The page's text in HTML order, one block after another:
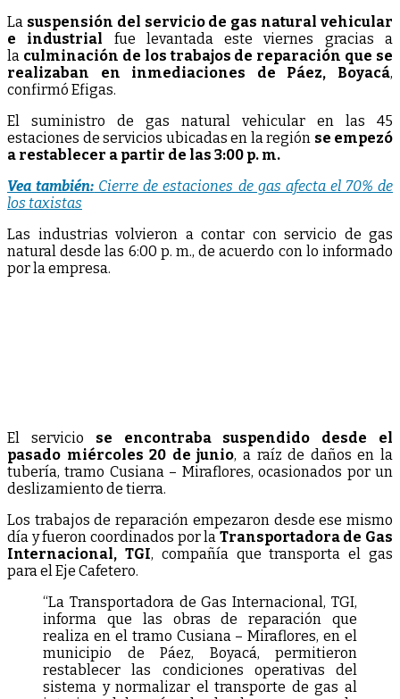
La suspensión del servicio de gas natural vehicular
e industrial fue levantada este viernes gracias a
la culminación de los trabajos de reparación que se
realizaban en inmediaciones de Páez, Boyacá,
confirmó Efigas.
El suministro de gas natural vehicular en las 45
estaciones de servicios ubicadas en la región se empezó
a restablecer a partir de las 3:00 p. m.
Vea también: Cierre de estaciones de gas afecta el 70% de
los taxistas
Las industrias volvieron a contar con servicio de gas
natural desde las 6:00 p. m., de acuerdo con lo informado
por la empresa.
El servicio se encontraba suspendido desde el
pasado miércoles 20 de junio, a raíz de daños en la
tubería, tramo Cusiana – Miraflores, ocasionados por un
deslizamiento de tierra.
Los trabajos de reparación empezaron desde ese mismo
día y fueron coordinados por la Transportadora de Gas
Internacional, TGI, compañía que transporta el gas
para el Eje Cafetero.
“La Transportadora de Gas Internacional, TGI,
informa que las obras de reparación que
realiza en el tramo Cusiana – Miraflores, en el
municipio de Páez, Boyacá, permitieron
restablecer las condiciones operativas del
sistema y normalizar el transporte de gas al